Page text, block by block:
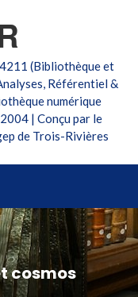
(Bibliothèque et
Référentiel &
numérique
| Conçu par le
de Trois-Rivières
cosmos